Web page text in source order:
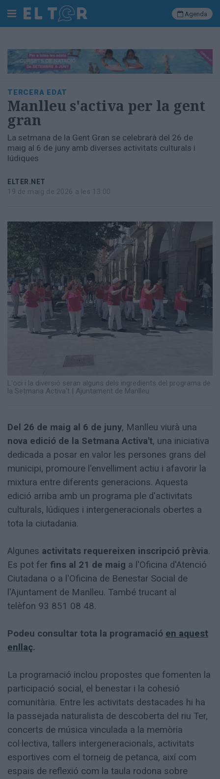
Cerca
Portada
Societat
Política
Municipal
Economia
i
empresa
Esports
Ràdio
Totes
les
notícies
Agenda
TERCERA EDAT
Manlleu s'activa per la gent
gran
La setmana de la Gent Gran se celebrarà del 26 de
maig al 6 de juny amb diverses activitats culturals i
lúdiques
ELTER.NET
19 de maig de 2026 a les 13:00
L'oci i la diversió seran alguns dels ingredients del programa de
la Setmana Activa't | Ajuntament de Manlleu
Del 26 de maig al 6 de juny, Manlleu viurà una
nova edició de la Setmana Activa't, una iniciativa
dedicada a posar en valor les persones grans del
municipi, promoure l'envelliment actiu i afavorir la
mixtura entre diferents generacions. Aquesta
edició arriba amb un programa ple d'activitats
culturals, lúdiques i intergeneracionals obertes a
tota la ciutadania.
Algunes activitats requereixen inscripció prèvia.
Es pot fer fins al 21 de maig a l'Oficina d'Atenció
Ciutadana o a l'Oficina de Benestar Social de
l'Ajuntament de Manlleu. També trucant al
telèfon 93 851 08 48.
Podeu consultar tota la programació en aquest
enllaç.
La programació inclou propostes que fomenten la
participació social, el benestar i la cohesió
comunitària. Entre les activitats destacades hi ha
la passejada naturalista de descoberta del riu Ter,
concerts de música vinculada a la memòria
col·lectiva, tallers intergeneracionals, activitats
esportives com el torneig de petanca, així com
espais de reflexió com la taula rodona sobre